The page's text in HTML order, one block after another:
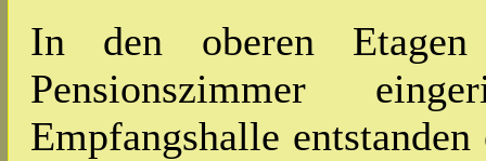
In den oberen
Pensionszimmer
Empfangshalle